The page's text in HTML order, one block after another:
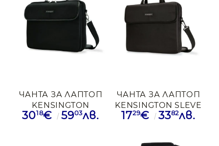
ЧАНТА ЗА ЛАПТОП
KENSINGTON
CLAMSHELL 15,6"
3018€ 5903лв.
ЧАНТА ЗА ЛАПТОП
KENSINGTON SLEVE
15,6"
1729€ 3382лв.